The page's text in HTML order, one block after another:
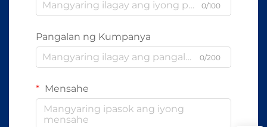
0/100
Pangalan ng Kumpanya
0/200
Mensahe